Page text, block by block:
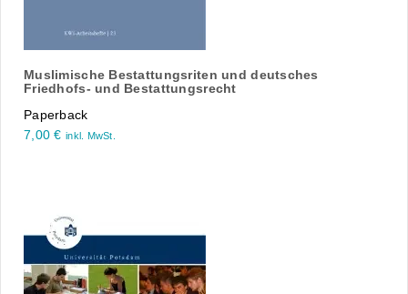
Muslimische Bestattungsriten und deutsches
Friedhofs- und Bestattungsrecht
Paperback
7,00€ inkl. MwSt.